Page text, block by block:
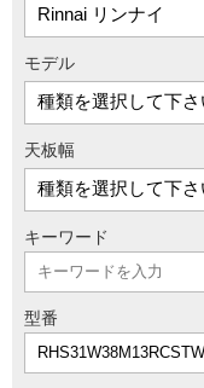
モデル
天板幅
キーワード
型番